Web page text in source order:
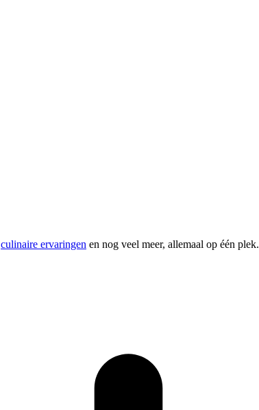
culinaire ervaringen en nog veel meer, allemaal op één plek.